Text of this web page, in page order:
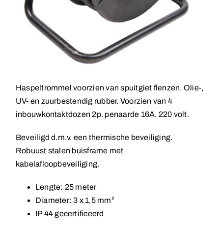
Haspeltrommel voorzien van spuitgiet flenzen. Olie-,
UV- en zuurbestendig rubber. Voorzien van 4
inbouwkontaktdozen 2p. penaarde 16A. 220 volt.
Beveiligd d.m.v. een thermische beveiliging.
Robuust stalen buisframe met
kabelafloopbeveiliging.
Lengte: 25 meter
Diameter: 3 x 1,5 mm²
IP 44 gecertificeerd